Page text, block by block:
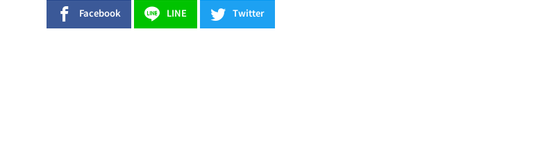
Facebook LINE Twitter